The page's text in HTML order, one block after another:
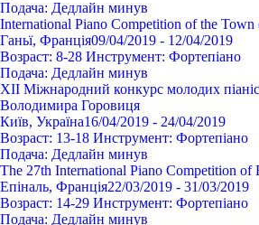
Подача: Дедлайн минув
International Piano Competition of the Town
Ганьї, Франція09/04/2019 - 12/04/2019
Возраст: 8-28 Инструмент: Фортепіано
Подача: Дедлайн минув
XIІ Міжнародний конкурс молодих
Володимира Горовиця
Київ, Україна16/04/2019 - 24/04/2019
Возраст: 13-18 Инструмент: Фортепіано
Подача: Дедлайн минув
The 27th International Piano Competition of
Епіналь, Франція22/03/2019 - 31/03/2019
Возраст: 14-29 Инструмент: Фортепіано
Подача: Дедлайн минув